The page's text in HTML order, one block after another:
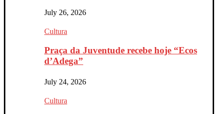
July 26, 2026
Cultura
Praça da Juventude recebe hoje “Ecos
d’Adega”
July 24, 2026
Cultura